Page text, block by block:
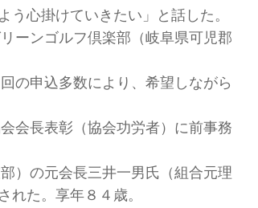
心掛けていきたい」と話した。
ーンゴルフ倶楽部（岐阜県可児郡
の申込多数により、希望しながら
会長表彰（協会功労者）に前事務
）の元会長三井一男氏（組合元理
た。享年８４歳。